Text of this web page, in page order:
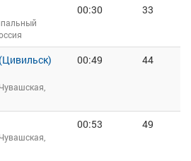
00:30 33
00:49 44
00:53 49